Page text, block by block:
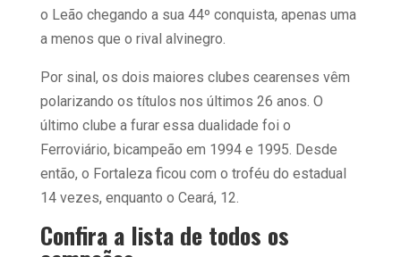
o Leão chegando a sua 44º conquista, apenas uma
a menos que o rival alvinegro.
Por sinal, os dois maiores clubes cearenses vêm
polarizando os títulos nos últimos 26 anos. O
último clube a furar essa dualidade foi o
Ferroviário, bicampeão em 1994 e 1995. Desde
então, o Fortaleza ficou com o troféu do estadual
14 vezes, enquanto o Ceará, 12.
Confira a lista de todos os